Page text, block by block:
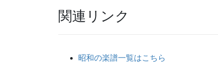
関連リンク
昭和の楽譜一覧はこちら